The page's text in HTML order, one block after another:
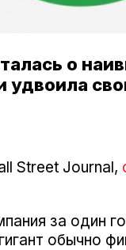
о
удвоила
Street Journal,
за один
обычно